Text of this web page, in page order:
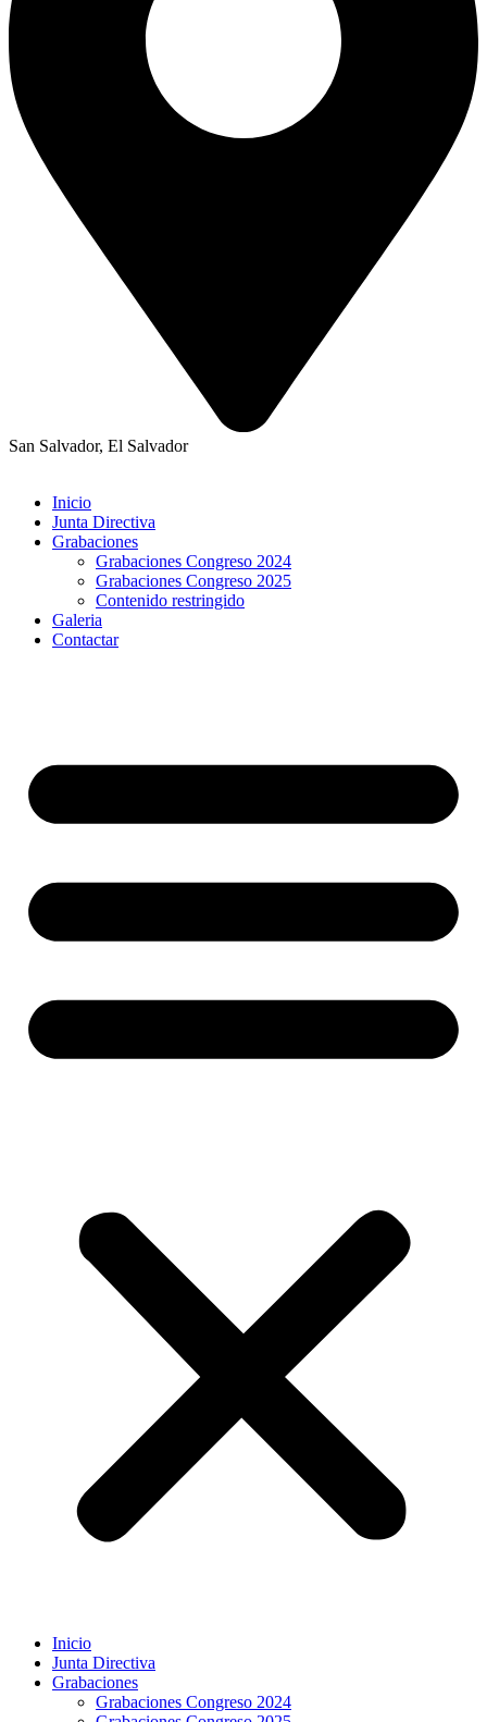
San Salvador, El Salvador
Inicio
Junta Directiva
Grabaciones
Grabaciones Congreso 2024
Grabaciones Congreso 2025
Contenido restringido
Galeria
Contactar
Inicio
Junta Directiva
Grabaciones
Grabaciones Congreso 2024